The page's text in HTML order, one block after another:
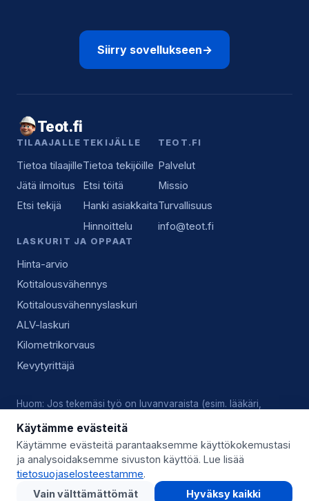
Siirry sovellukseen→
Teot.fi
TILAAJALLE
Tietoa tilaajille
Jätä ilmoitus
Etsi tekijä
TEKIJÄLLE
Tietoa tekijöille
Etsi töitä
Hanki asiakkaita
Hinnoittelu
TEOT.FI
Palvelut
Missio
Turvallisuus
info@teot.fi
LASKURIT JA OPPAAT
Hinta-arvio
Kotitalousvähennys
Kotitalousvähennyslaskuri
ALV-laskuri
Kilometrikorvaus
Kevytyrittäjä
Huom: Jos tekemäsi työ on luvanvaraista (esim. lääkäri,
olevista luvista, pätevyyksistä ja alan käytännöistä.
© 2026 Teot.fi (Giggo Oy) · Y-tunnus 3559746-8 · Kysy lisää:
info@teot.fi
Käytämme evästeitä
Käytämme evästeitä parantaaksemme käyttökokemustasi
ja analysoidaksemme sivuston käyttöä. Lue lisää
tietosuojaselosteestamme.
Vain välttämättömät
Hyväksy kaikki